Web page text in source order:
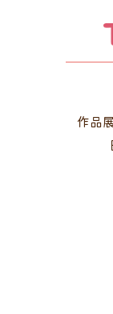
作品